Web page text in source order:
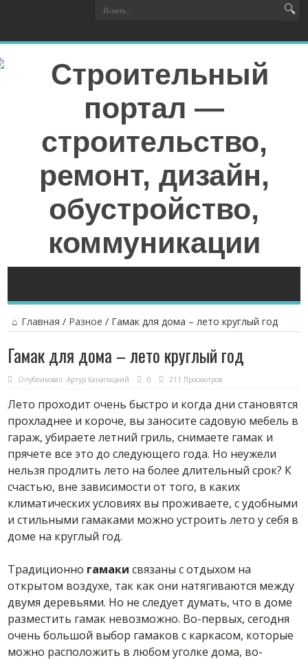
Главная / Разное / Гамак для дома – лето круглый год
Гамак для дома – лето круглый год
Опубликовал:Артур Канапацкий 0 211 Просмотров
Лето проходит очень быстро и когда дни становятся
прохладнее и короче, вы заносите садовую мебель в
гараж, убираете летний гриль, снимаете гамак и
прячете все это до следующего года. Но неужели
нельзя продлить лето на более длительный срок? К
счастью, вне зависимости от того, в каких
климатических условиях вы проживаете, с удобными
и стильными гамаками можно устроить лето у себя в
доме на круглый год.
Традиционно гамаки связаны с отдыхом на
открытом воздухе, так как они натягиваются между
двумя деревьями. Но не следует думать, что в доме
разместить гамак невозможно. Во-первых, сегодня
очень большой выбор гамаков с каркасом, которые
можно расположить в любом уголке дома, во-